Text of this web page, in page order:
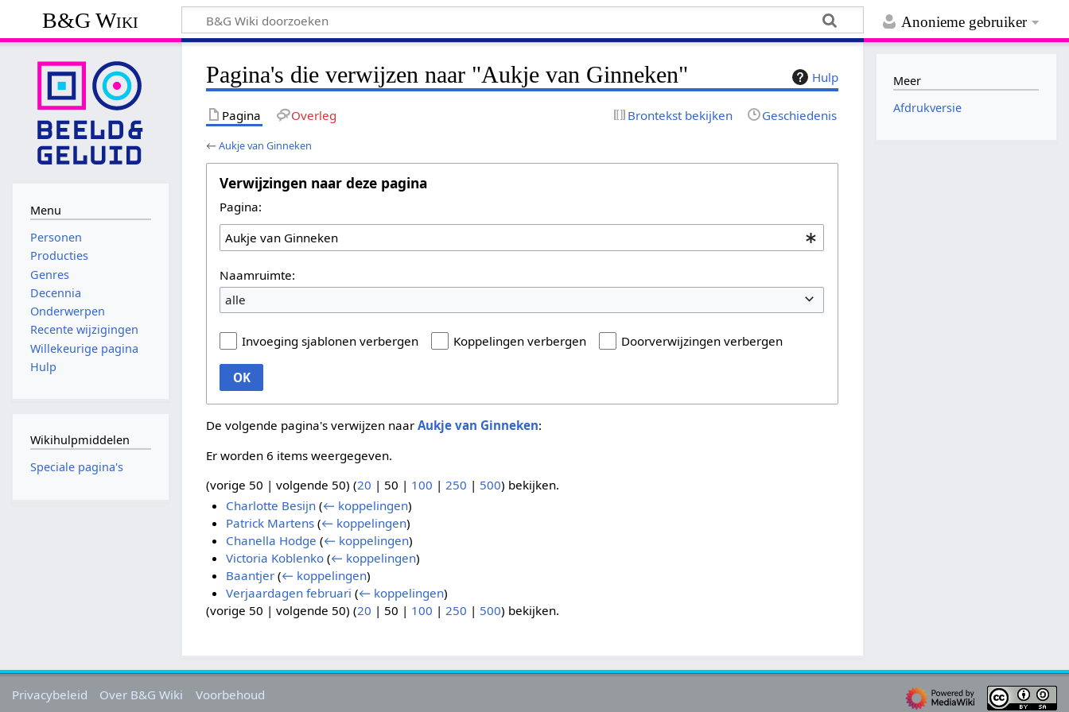
Anonieme gebruiker
B&G Wiki
Hulp
Pagina's die verwijzen naar "Aukje van Ginneken"
Pagina Overleg Brontekst bekijken Geschiedenis
←Aukje van Ginneken
Verwijzingen naar deze pagina
Pagina:
Naamruimte:
alle
Invoeging sjablonen verbergen Koppelingen verbergen Doorverwijzingen verbergen
OK
De volgende pagina's verwijzen naarAukje van Ginneken:
Er worden 6 items weergegeven.
(vorige 50 |volgende 50) (20 | 50 | 100 | 250 | 500) bekijken.
Charlotte Besijn (← koppelingen)
Patrick Martens (← koppelingen)
Chanella Hodge (← koppelingen)
Victoria Koblenko (← koppelingen)
Baantjer (← koppelingen)
Verjaardagen februari (← koppelingen)
(vorige 50 |volgende 50) (20 | 50 | 100 |250 | 500) bekijken.
Menu
Personen
Producties
Genres
Decennia
Onderwerpen
Recente wijzigingen
Willekeurige pagina
Hulp
Wikihulpmiddelen
Speciale pagina's
Meer
Afdrukversie
Privacybeleid Over B&G Wiki Voorbehoud